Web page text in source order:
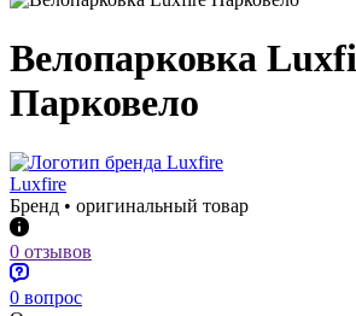
Велопарковка
Парковело
Luxfire
Бренд • оригинальный товар
0 отзывов
0 вопрос